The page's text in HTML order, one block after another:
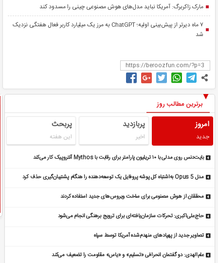
مارک زاکربرگ: آمریکا نباید مدل‌های هوش مصنوعی چینی را مسدود کند
۷ ماه دیرتر از پیش‌بینی اولیه؛ ChatGPT به مرز یک میلیارد کاربر فعال هفتگی نزدیک
شد
برترین مطالب روز
امروز
جدید
پربازدید
اخیر
پربحث
این هفته
بایت‌دنس روی مدلی با ۱۰ تریلیون پارامتر برای رقابت با Mythos آنتروپیک کار می‌کند
مدل Opus 5 به‌اشتباه کل پوشه پروفایل یک توسعه‌دهنده را هنگام پشتیبان‌گیری حذف کرد
محققان از هوش مصنوعی برای ساخت ویروس‌های جدید استفاده کردند
حاج‌علی‌اکبری: تحرکات سازمان‌یافته‌ای برای ترویج برهنگی انجام می‌شود
تصاویر جدید از پهپادهای منهدم‌شده آمریکا توسط سپاه
علم‌الهدی: دو گفتمان انحرافی «تسلیم» و «یاس» مقاومت را تضعیف می‌کند